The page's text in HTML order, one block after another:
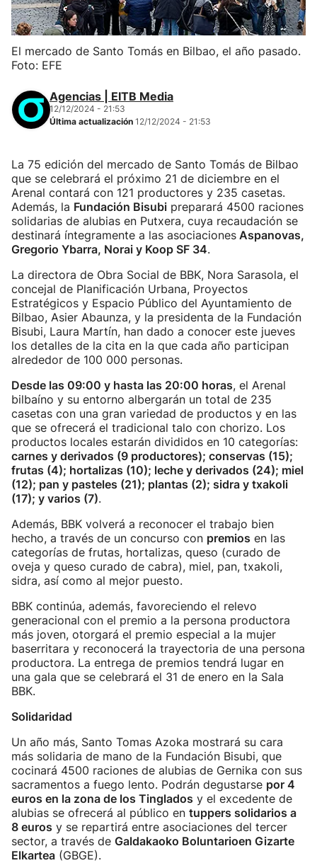
El mercado de Santo Tomás en Bilbao, el año pasado.
Foto: EFE
Agencias | EITB Media
12/12/2024 - 21:53
Última actualización 12/12/2024 - 21:53
La 75 edición del mercado de Santo Tomás de Bilbao
que se celebrará el próximo 21 de diciembre en el
Arenal contará con 121 productores y 235 casetas.
Además, la Fundación Bisubi preparará 4500 raciones
solidarias de alubias en Putxera, cuya recaudación se
destinará íntegramente a las asociaciones Aspanovas,
Gregorio Ybarra, Norai y Koop SF 34.
La directora de Obra Social de BBK, Nora Sarasola, el
concejal de Planificación Urbana, Proyectos
Estratégicos y Espacio Público del Ayuntamiento de
Bilbao, Asier Abaunza, y la presidenta de la Fundación
Bisubi, Laura Martín, han dado a conocer este jueves
los detalles de la cita en la que cada año participan
alrededor de 100 000 personas.
Desde las 09:00 y hasta las 20:00 horas, el Arenal
bilbaíno y su entorno albergarán un total de 235
casetas con una gran variedad de productos y en las
que se ofrecerá el tradicional talo con chorizo. Los
productos locales estarán divididos en 10 categorías:
carnes y derivados (9 productores); conservas (15);
frutas (4); hortalizas (10); leche y derivados (24); miel
(12); pan y pasteles (21); plantas (2); sidra y txakoli
(17); y varios (7).
Además, BBK volverá a reconocer el trabajo bien
hecho, a través de un concurso con premios en las
categorías de frutas, hortalizas, queso (curado de
oveja y queso curado de cabra), miel, pan, txakoli,
sidra, así como al mejor puesto.
BBK continúa, además, favoreciendo el relevo
generacional con el premio a la persona productora
más joven, otorgará el premio especial a la mujer
baserritara y reconocerá la trayectoria de una persona
productora. La entrega de premios tendrá lugar en
una gala que se celebrará el 31 de enero en la Sala
BBK.
Solidaridad
Un año más, Santo Tomas Azoka mostrará su cara
más solidaria de mano de la Fundación Bisubi, que
cocinará 4500 raciones de alubias de Gernika con sus
sacramentos a fuego lento. Podrán degustarse por 4
euros en la zona de los Tinglados y el excedente de
alubias se ofrecerá al público en tuppers solidarios a
8 euros y se repartirá entre asociaciones del tercer
sector, a través de Galdakaoko Boluntarioen Gizarte
Elkartea (GBGE).